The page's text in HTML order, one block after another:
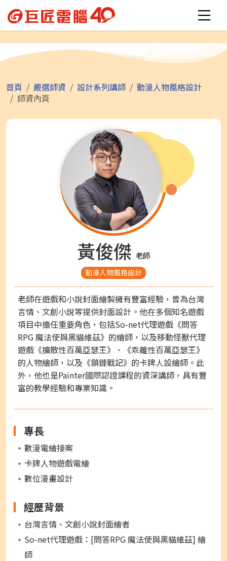
首頁 嚴選師資 設計系列講師
動漫人物風格設計
師資內頁
黃俊傑 老師
動漫人物風格設計
老師在遊戲和小說封面繪製擁有豐富經驗，曾為台灣
言情、文創小說等提供封面設計。他在多個知名遊戲
項目中擔任重要角色，包括So-net代理遊戲《問答
RPG 魔法使與黑貓維茲》的繪師，以及移動怪獸代理
遊戲《擴散性百萬亞瑟王》、《乖離性百萬亞瑟王》
的人物繪師，以及《鎖鏈戰記》的卡牌人設繪師。此
外，他也是Painter國際認證課程的資深講師，具有豐
富的教學經驗和專業知識。
專長
數漫電繪接案
卡牌人物遊戲電繪
數位漫畫設計
經歷背景
台灣言情、文創小說封面繪者
So-net代理遊戲：[問答RPG 魔法使與黑貓維茲] 繪
師